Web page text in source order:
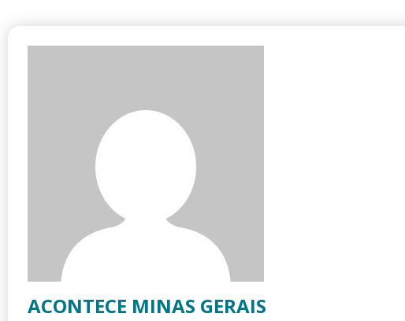
ACONTECE MINAS GERAIS